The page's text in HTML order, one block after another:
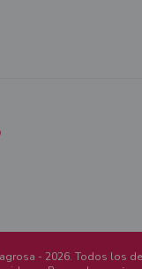
- 2026. Todos los